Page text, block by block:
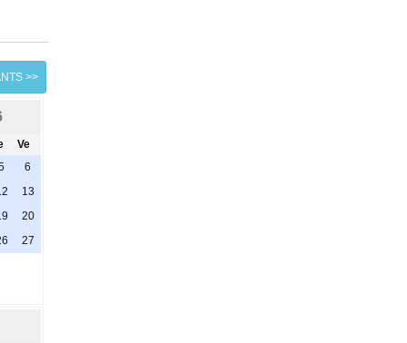
>>
Ve
6
13
20
27